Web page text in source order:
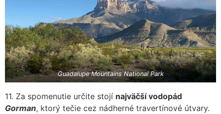
Guadalupe Mountains National Park
11. Za spomenutie určite stojí najväčší vodopád
Gorman, ktorý tečie cez nádherné travertínové útvary.